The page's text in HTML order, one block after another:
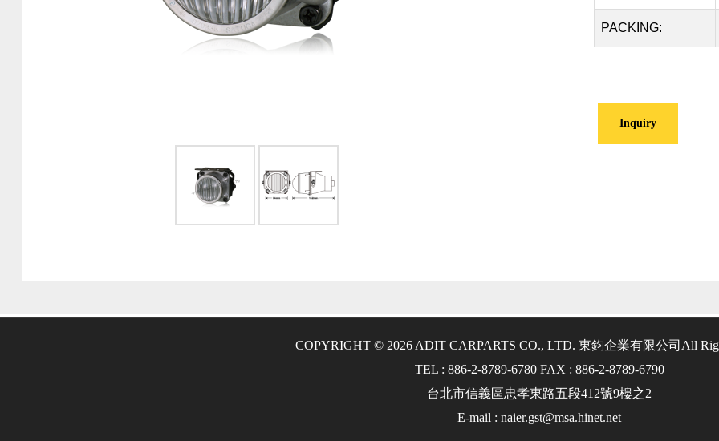
PACKING:
Inquiry
COPYRIGHT © 2026 ADIT CARPARTS CO., LTD. 東鈞企業有限公司 All
TEL : 886-2-8789-6780 FAX : 886-2-8789-6790
台北市信義區忠孝東路五段412號9樓之2
E-mail : naier.gst@msa.hinet.net